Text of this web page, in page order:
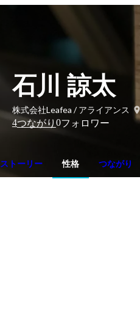
石川 諒太
株式会社Leafea / アライアンス
4つながり 0フォロワー
ストーリー 性格 つながり